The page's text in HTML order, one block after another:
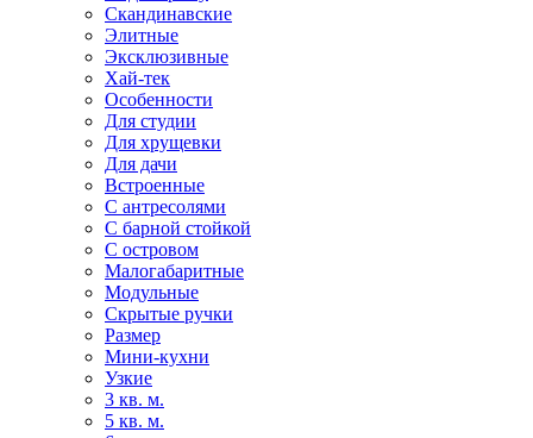
Скандинавские
Элитные
Эксклюзивные
Хай-тек
Особенности
Для студии
Для хрущевки
Для дачи
Встроенные
С антресолями
С барной стойкой
С островом
Малогабаритные
Модульные
Скрытые ручки
Размер
Мини-кухни
Узкие
3 кв. м.
5 кв. м.